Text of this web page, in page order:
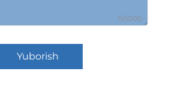
0/1000
Yuborish